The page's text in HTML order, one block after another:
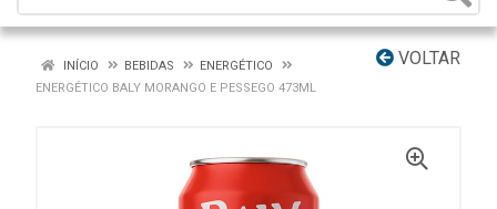
VOLTAR
INÍCIO BEBIDAS
ENERGÉTICO
ENERGÉTICO BALY MORANGO E PESSEGO 473ML